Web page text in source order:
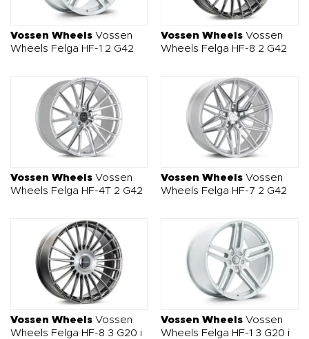
Vossen Wheels Vossen
Wheels Felga HF-1 2 G42
Vossen Wheels Vossen
Wheels Felga HF-8 2 G42
Vossen Wheels Vossen
Wheels Felga HF-4T 2 G42
Vossen Wheels Vossen
Wheels Felga HF-7 2 G42
Vossen Wheels Vossen
Wheels Felga HF-8 3 G20 i
Vossen Wheels Vossen
Wheels Felga HF-1 3 G20 i